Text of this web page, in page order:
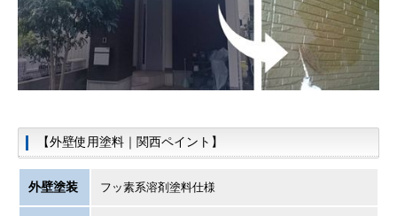
【外壁使用塗料｜関西ペイント】
外壁塗装 フッ素系溶剤塗料仕様